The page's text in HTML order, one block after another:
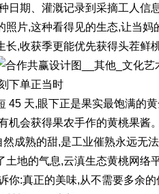
日期、灌溉记录到采摘工人信
片,这种看得见的生态,让当妈
长,收获季更能优先获得头茬鲜
下单正当时
45 天,眼下正是果实最饱满的
机会获得果农手作的黄桃果酱
然成熟的甜,是工业催熟永远无
土地的气息,云滇生态黄桃网
你:真正的美味,从不需要多余